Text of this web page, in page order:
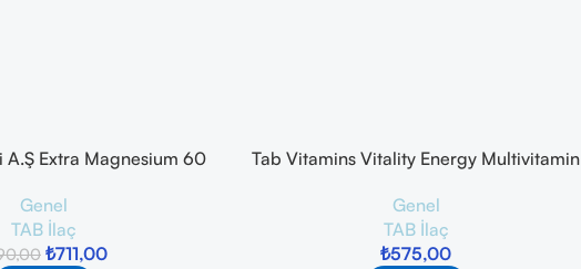
A.Ş Extra Magnesium 60
Genel
TAB İlaç
₺711,00
Tab Vitamins Vitality Energy Multivitamin
Genel
TAB İlaç
₺575,00